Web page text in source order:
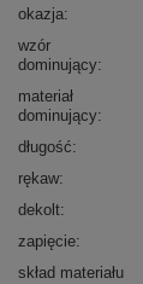
okazja
wzór
dominujący
materiał
dominujący
długość
rękaw
dekolt
zapięcie
skład materiału